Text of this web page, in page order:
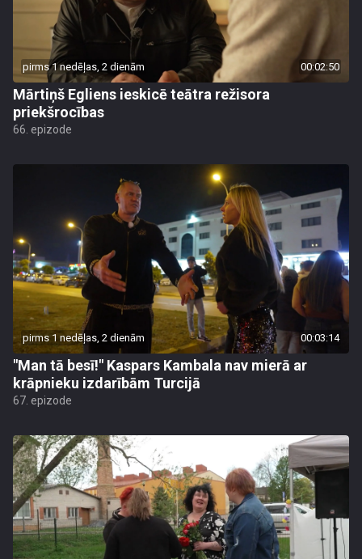
pirms 1 nedēļas, 2 dienām 00:02:50
Mārtiņš Egliens ieskicē teātra režisora
priekšrocības
66. epizode
pirms 1 nedēļas, 2 dienām 00:03:14
"Man tā besī!" Kaspars Kambala nav mierā ar
krāpnieku izdarībām Turcijā
67. epizode